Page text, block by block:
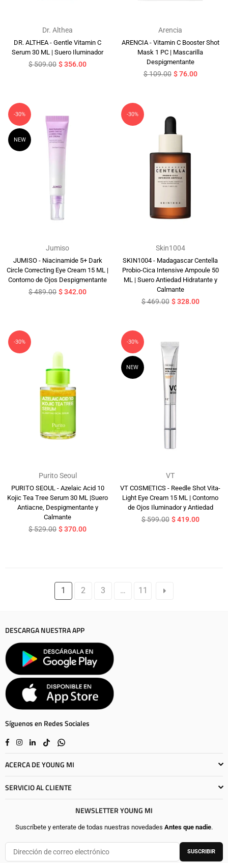
Dr. Althea
DR. ALTHEA - Gentle Vitamin C
Serum 30 ML | Suero Iluminador
Precio
$ 509.00 $ 356.00
Arencia
ARENCIA - Vitamin C Booster Shot
Mask 1 PC | Mascarilla
Despigmentante
Precio
$ 109.00 $ 76.00
-30%
NEW
Jumiso
JUMISO - Niacinamide 5+ Dark
Circle Correcting Eye Cream 15 ML |
Contorno de Ojos Despigmentante
Precio
$ 489.00 $ 342.00
-30%
Skin1004
SKIN1004 - Madagascar Centella
Probio-Cica Intensive Ampoule 50
ML | Suero Antiedad Hidratante y
Calmante
Precio
$ 469.00 $ 328.00
-30%
Purito Seoul
PURITO SEOUL - Azelaic Acid 10
Kojic Tea Tree Serum 30 ML |Suero
Antiacne, Despigmentante y
Calmante
Precio
$ 529.00 $ 370.00
-30%
NEW
VT
VT COSMETICS - Reedle Shot Vita-
Light Eye Cream 15 ML | Contorno
de Ojos Iluminador y Antiedad
Precio
$ 599.00 $ 419.00
1 2 3 … 11
DESCARGA NUESTRA APP
Síguenos en Redes Sociales
FacebookInstagram
LinkedinTikTokWhatsapp
ACERCA DE YOUNG MI
SERVICIO AL CLIENTE
NEWSLETTER YOUNG MI
Suscríbete y enterate de todas nuestras novedades Antes que nadie.
SUSCRIBIR